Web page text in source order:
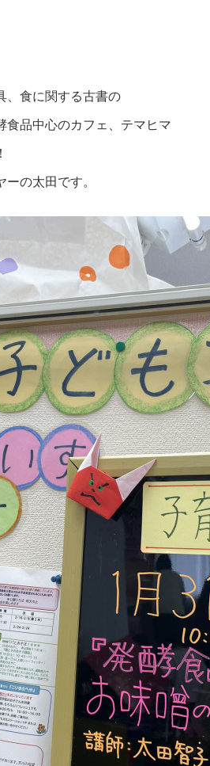
、食に関する古書の
食品中心のカフェ、テマヒマ
の太田です。